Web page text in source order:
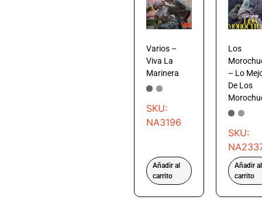
Varios –
Viva La
Marinera
SKU:
NA3196
Añadir al
carrito
Los
– Lo
De Los
SKU:
Añadir al
carrito